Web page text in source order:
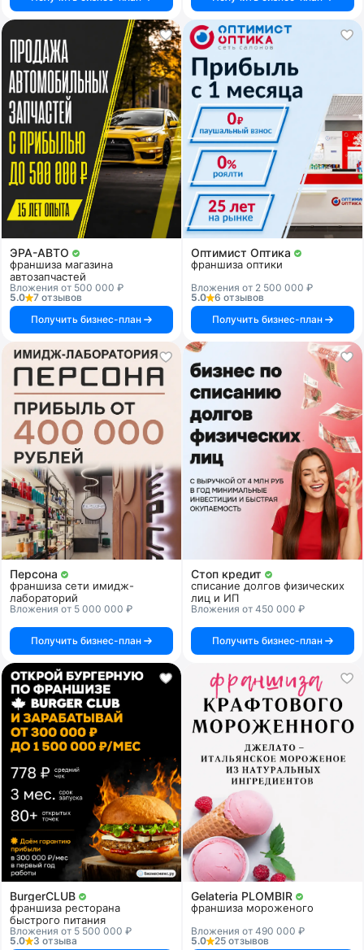
ЭРА-АВТО
франшиза магазина
автозапчастей
Вложения от 500 000 ₽
5.0
7 отзывов
Получить бизнес-план
Оптимист Оптика
франшиза оптики
Вложения от 2 500 000 ₽
5.0
6 отзывов
Получить бизнес-план
Персона
франшиза сети имидж-
лабораторий
Вложения от 5 000 000 ₽
Получить бизнес-план
Стоп кредит
списание долгов физических
лиц и ИП
Вложения от 450 000 ₽
Получить бизнес-план
BurgerCLUB
франшиза ресторана
быстрого питания
Вложения от 5 500 000 ₽
5.0
3 отзыва
Gelateria PLOMBIR
франшиза мороженого
Вложения от 490 000 ₽
5.0
25 отзывов